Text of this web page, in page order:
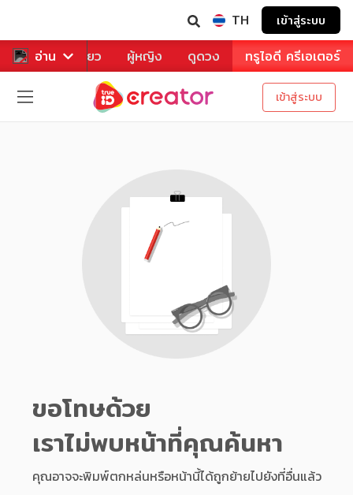
TH เข้าสู่ระบบ
อ่าน
หาร ท่องเที่ยว ผู้หญิง ดูดวง ทรูไอดี ครีเอเตอร์
เข้าสู่ระบบ
ขอโทษด้วย
เราไม่พบหน้าที่คุณค้นหา
คุณอาจจะพิมพ์ตกหล่นหรือหน้านี้ได้ถูกย้ายไปยังที่อื่นแล้ว